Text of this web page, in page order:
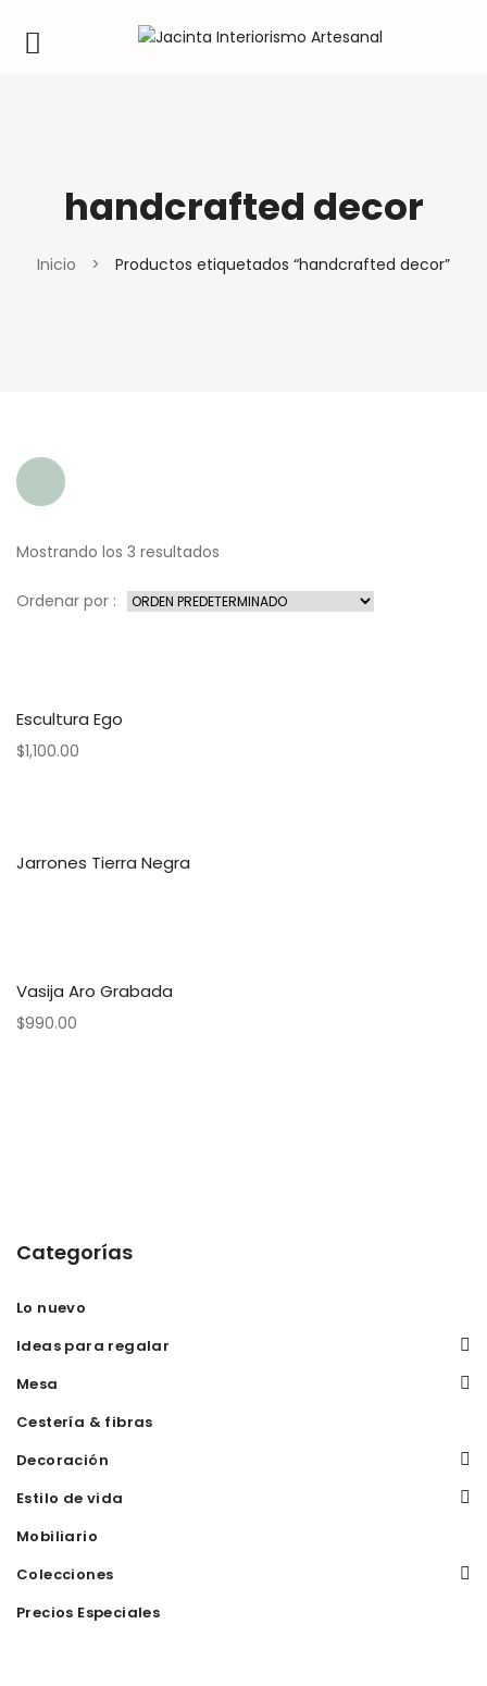
handcrafted decor
Inicio > Productos etiquetados “handcrafted decor”
Mostrando los 3 resultados
Ordenar por :
Escultura Ego
$1,100.00
Jarrones Tierra Negra
Vasija Aro Grabada
$990.00
Categorías
Lo nuevo
Ideas para regalar
Mesa
Cestería & fibras
Decoración
Estilo de vida
Mobiliario
Colecciones
Precios Especiales